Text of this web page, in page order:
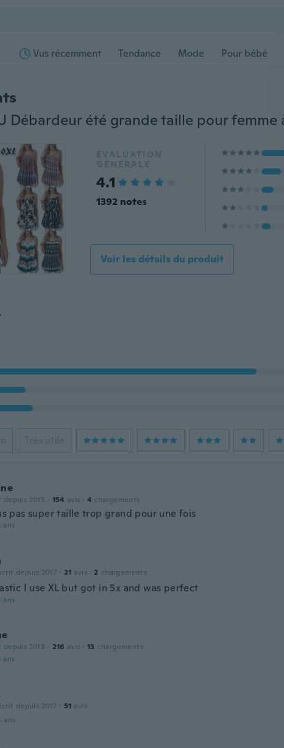
Vus récemment Tendance Mode Pour bébé
ÉVALUATION
GÉNÉRALE
4.1
1392 notes
Voir les détails du produit
Très utile
depuis 2015 · 154 avis · 4 chargements
pas super taille trop grand pour une fois
ans
depuis 2017 · 21 avis · 2 chargements
I use XL but got in 5x and was perfect
ans
depuis 2018 · 216 avis · 13 chargements
ans
depuis 2017 · 51 avis
ans